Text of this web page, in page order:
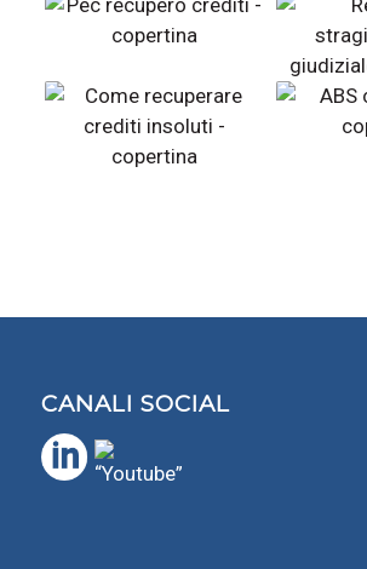
CANALI SOCIAL